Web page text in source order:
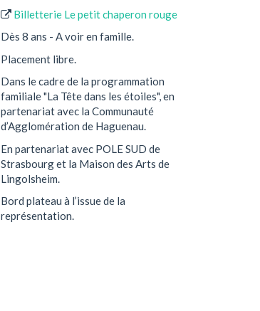
Billetterie Le petit chaperon rouge
Dès 8 ans - A voir en famille.
Placement libre.
Dans le cadre de la programmation
familiale "La Tête dans les étoiles", en
partenariat avec la Communauté
d’Agglomération de Haguenau.
En partenariat avec POLE SUD de
Strasbourg et la Maison des Arts de
Lingolsheim.
Bord plateau à l’issue de la
représentation.